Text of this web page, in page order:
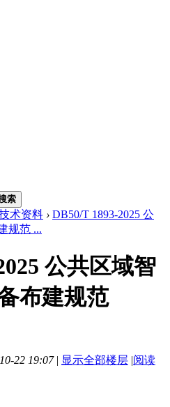
索
术资料 › DB50/T 1893-2025 公
规范 ...
公共区域智
布建规范
22 19:07 | 显示全部楼层 |阅读